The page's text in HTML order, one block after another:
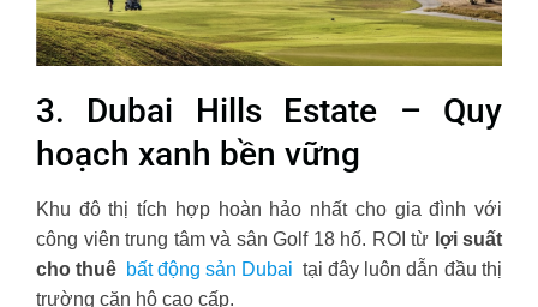
3. Dubai Hills Estate – Quy
hoạch xanh bền vững
Khu đô thị tích hợp hoàn hảo nhất cho gia đình với
công viên trung tâm và sân Golf 18 hố. ROI từ lợi suất
cho thuê bất động sản Dubai tại đây luôn dẫn đầu thị
trường căn hộ cao cấp.